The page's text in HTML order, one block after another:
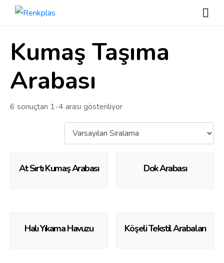
Kumaş Taşıma
Arabası
6 sonuçtan 1-4 arası gösteriliyor
At Sırtı Kumaş Arabası Dok Arabası
Halı Yıkama Havuzu Köşeli Tekstil Arabaları